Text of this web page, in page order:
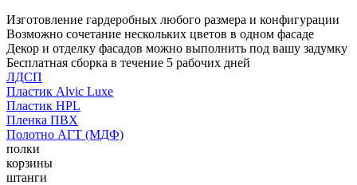
Изготовление гардеробных любого размера и конфигурации
Возможно сочетание нескольких цветов в одном фасаде
Декор и отделку фасадов можно выполнить под вашу задумку
Бесплатная сборка в течение 5 рабочих дней
ЛДСП
Пластик Alvic Luxe
Пластик HPL
Пленка ПВХ
Полотно АГТ (МДФ)
полки
корзины
штанги